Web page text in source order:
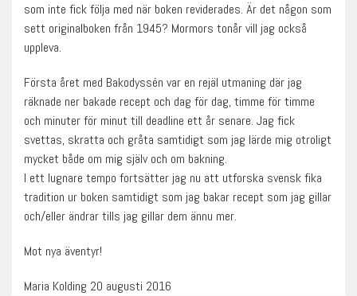
som inte fick följa med när boken reviderades. Är det någon som
sett originalboken från 1945? Mormors tonår vill jag också
uppleva.
Första året med Bakodyssén var en rejäl utmaning där jag
räknade ner bakade recept och dag för dag, timme för timme
och minuter för minut till deadline ett år senare. Jag fick
svettas, skratta och gråta samtidigt som jag lärde mig otroligt
mycket både om mig själv och om bakning.
I ett lugnare tempo fortsätter jag nu att utforska svensk fika
tradition ur boken samtidigt som jag bakar recept som jag gillar
och/eller ändrar tills jag gillar dem ännu mer.
Mot nya äventyr!
Maria Kolding 20 augusti 2016